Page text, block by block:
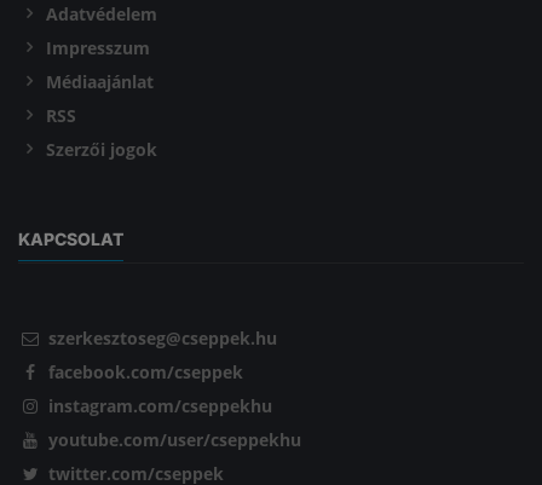
Adatvédelem
Impresszum
Médiaajánlat
RSS
Szerzői jogok
KAPCSOLAT
szerkesztoseg@cseppek.hu
facebook.com/cseppek
instagram.com/cseppekhu
youtube.com/user/cseppekhu
twitter.com/cseppek